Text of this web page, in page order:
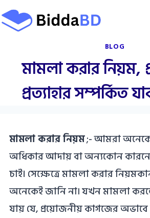
Skip
to
BLOG
মামলা করার নিয়ম,
প্রত্যাহার সম্পর্কিত
মামলা করার নিয়ম;- আমরা
অধিকার আদায় বা অন্যকোন
চাই। সেক্ষেত্রে মামলা করার
অনেকেই জানি না৷ যখন মামলা
যায় যে, প্রয়োজনীয় কাগজের